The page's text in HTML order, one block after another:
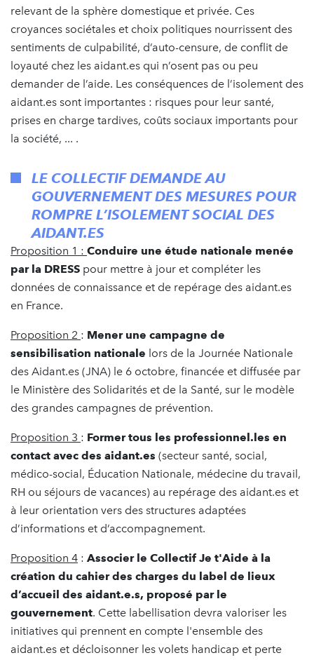
relevant de la sphère domestique et privée. Ces
croyances sociétales et choix politiques nourrissent des
sentiments de culpabilité, d’auto-censure, de conflit de
loyauté chez les aidant.es qui n’osent pas ou peu
demander de l’aide. Les conséquences de l’isolement des
aidant.es sont importantes : risques pour leur santé,
prises en charge tardives, coûts sociaux importants pour
la société, ... .
LE COLLECTIF DEMANDE AU
GOUVERNEMENT DES MESURES POUR
ROMPRE L’ISOLEMENT SOCIAL DES
AIDANT.ES
Proposition 1 : Conduire une étude nationale menée
par la DRESS pour mettre à jour et compléter les
données de connaissance et de repérage des aidant.es
en France.
Proposition 2 : Mener une campagne de
sensibilisation nationale lors de la Journée Nationale
des Aidant.es (JNA) le 6 octobre, financée et diffusée par
le Ministère des Solidarités et de la Santé, sur le modèle
des grandes campagnes de prévention.
Proposition 3 : Former tous les professionnel.les en
contact avec des aidant.es (secteur santé, social,
médico-social, Éducation Nationale, médecine du travail,
RH ou séjours de vacances) au repérage des aidant.es et
à leur orientation vers des structures adaptées
d’informations et d’accompagnement.
Proposition 4 : Associer le Collectif Je t'Aide à la
création du cahier des charges du label de lieux
d’accueil des aidant.e.s, proposé par le
gouvernement. Cette labellisation devra valoriser les
initiatives qui prennent en compte l'ensemble des
aidant.es et décloisonner les volets handicap et perte